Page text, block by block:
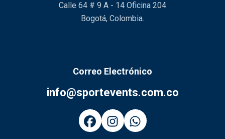
Calle 64 # 9 A - 14 Oficina 204
Bogotá, Colombia.
Correo Electrónico
info@sportevents.com.co